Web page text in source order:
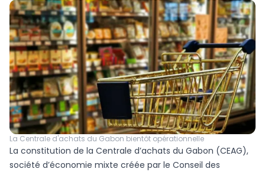
La Centrale d'achats du Gabon bientôt opérationnelle
La constitution de la Centrale d’achats du Gabon (CEAG),
société d’économie mixte créée par le Conseil des